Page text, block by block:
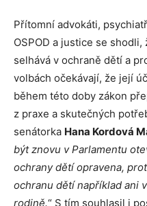
Přítomní advokáti,
OSPOD a justice se
selhává v ochraně dětí a
volbách očekávají, že její
během této doby zákon
z praxe a skutečných
senátorka Hana Kordová
být znovu v Parlamentu
ochrany dětí opravena,
ochranu dětí například ani
rodině.“ S tím souhlasil i